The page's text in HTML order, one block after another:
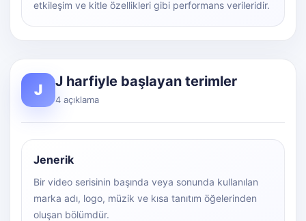
etkileşim ve kitle özellikleri gibi performans verileridir.
J J harfiyle başlayan terimler
4 açıklama
Jenerik
Bir video serisinin başında veya sonunda kullanılan
marka adı, logo, müzik ve kısa tanıtım öğelerinden
oluşan bölümdür.